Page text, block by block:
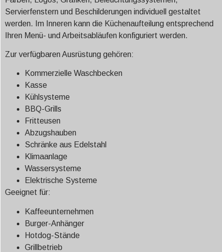
Servierfenstern und Beschilderungen individuell gestaltet
werden. Im Inneren kann die Küchenaufteilung entsprechend
Ihren Menü- und Arbeitsabläufen konfiguriert werden.
Zur verfügbaren Ausrüstung gehören:
Kommerzielle Waschbecken
Kasse
Kühlsysteme
BBQ-Grills
Fritteusen
Abzugshauben
Schränke aus Edelstahl
Klimaanlage
Wassersysteme
Elektrische Systeme
Geeignet für:
Kaffeeunternehmen
Burger-Anhänger
Hotdog-Stände
Grillbetrieb